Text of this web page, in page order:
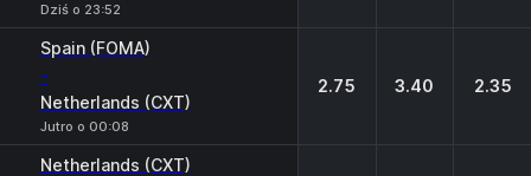
Dziś o 23:52
Spain (FOMA)
-
Netherlands (CXT)
Jutro o 00:08
2.75 3.40 2.35
Netherlands (CXT)